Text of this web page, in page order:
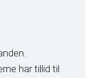
har tillid til